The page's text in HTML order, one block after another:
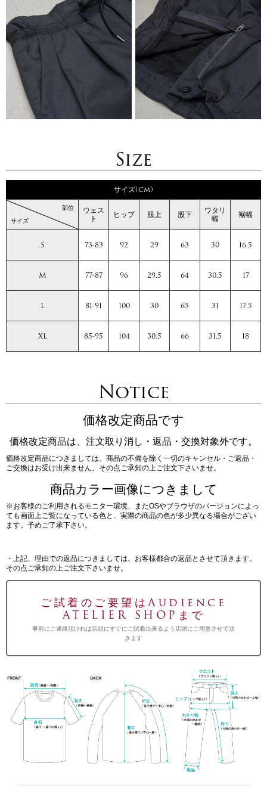
Size
サイズ(cm)
サイズ
部位 ウェス
ト ヒップ 股上 股下 ワタリ
幅 裾幅
S 73-83 92 29 63 30 16.5
M 77-87 96 29.5 64 30.5 17
L 81-91 100 30 65 31 17.5
XL 85-95 104 30.5 66 31.5 18
Notice
価格改定商品です
価格改定商品は、注文取り消し・返品・交換対象外です。
価格改定商品につきましては、商品の不備を除く一切のキャンセル・ご返品・
ご交換はお受け出来ません。その点ご承知の上ご注文下さいませ。
商品カラー画像につきまして
※お客様のご利用されるモニター環境、またOSやブラウザのバージョンによっ
ても画面上ご覧になっている色と、実際の商品の色が多少異なる場合がござい
ます。予めご了承下さい。
・上記、理由での返品につきましては、お客様都合の返品とさせて頂きます。
その点ご承知の上ご注文下さいませ。
ご試着のご要望はAudience
ATELIER SHOPまで
事前にご連絡頂ければ店頭にすぐにご試着出来るよう店頭にご用意させて頂
きます